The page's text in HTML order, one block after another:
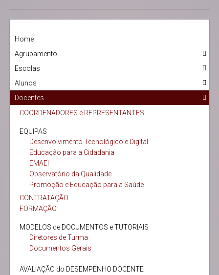
Home
Agrupamento
Escolas
Alunos
Docentes
COORDENADORES e REPRESENTANTES
EQUIPAS
Desenvolvimento Tecnológico e Digital
Educação para a Cidadania
EMAEI
Observatório da Qualidade
Promoção e Educação para a Saúde
CONTRATAÇÃO
FORMAÇÃO
MODELOS de DOCUMENTOS e TUTORIAIS
Diretores de Turma
Documentos Gerais
AVALIAÇÃO do DESEMPENHO DOCENTE